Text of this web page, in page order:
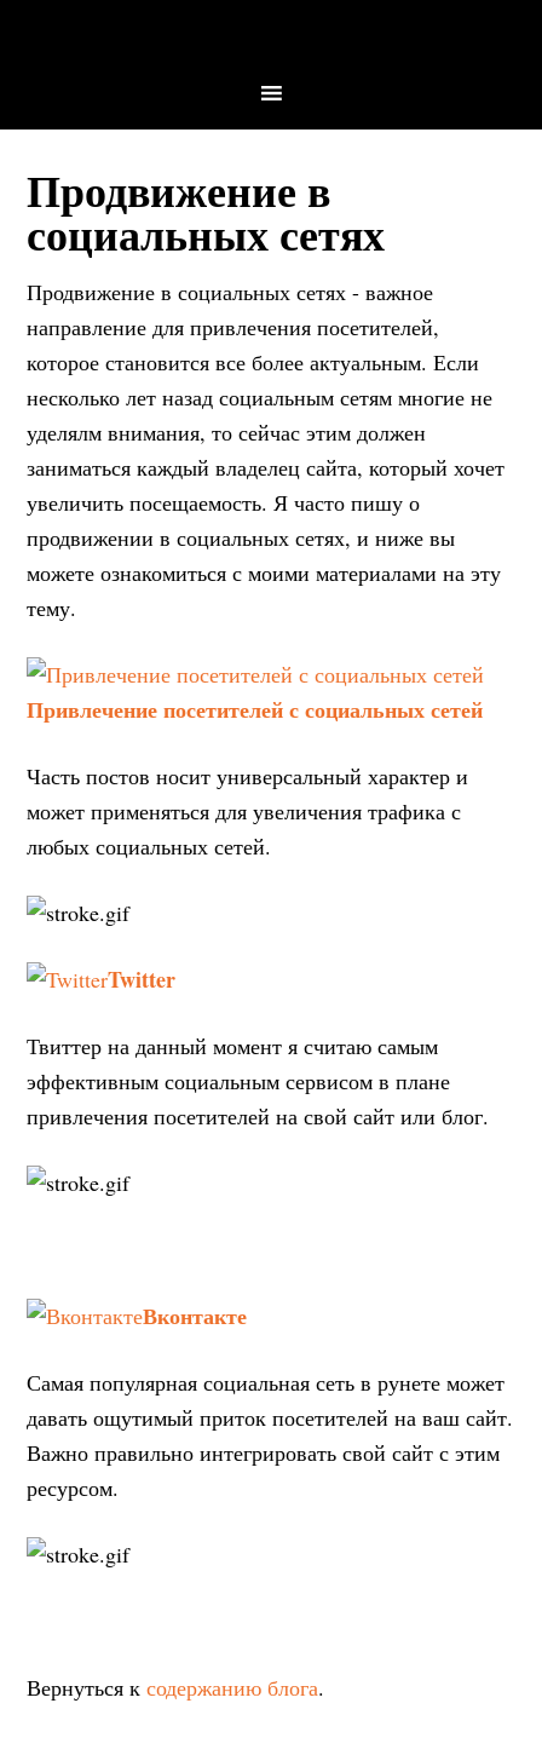
Продвижение в
социальных сетях
Продвижение в социальных сетях - важное
направление для привлечения посетителей,
которое становится все более актуальным. Если
несколько лет назад социальным сетям многие не
уделялм внимания, то сейчас этим должен
заниматься каждый владелец сайта, который хочет
увеличить посещаемость. Я часто пишу о
продвижении в социальных сетях, и ниже вы
можете ознакомиться с моими материалами на эту
тему.
Привлечение посетителей с социальных сетей
Часть постов носит универсальный характер и
может применяться для увеличения трафика с
любых социальных сетей.
Twitter
Твиттер на данный момент я считаю самым
эффективным социальным сервисом в плане
привлечения посетителей на свой сайт или блог.
Вконтакте
Самая популярная социальная сеть в рунете может
давать ощутимый приток посетителей на ваш сайт.
Важно правильно интегрировать свой сайт с этим
ресурсом.
Вернуться ксодержанию блога.